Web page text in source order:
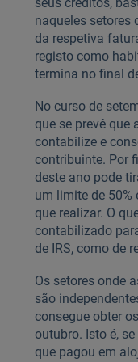
naqueles setores
da respetiva
registo como
termina no final
No curso de
que se prevê que
contabilize e
contribuinte. Por
deste ano pode
um limite de
que realizar. O
contabilizado
de IRS, como de
Os setores onde
são
consegue obter
outubro. Isto é,
que pagou em